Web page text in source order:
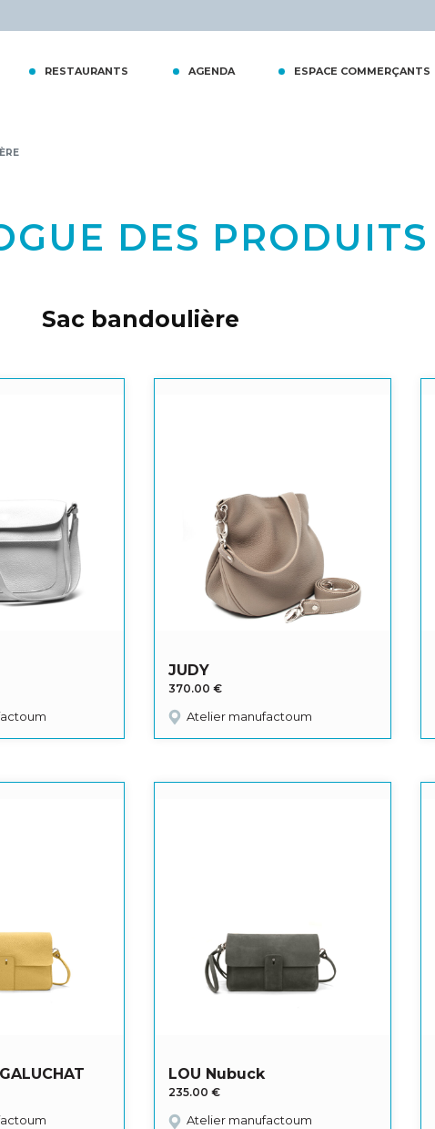
RESTAURANTS AGENDA ESPACE COMMERÇANTS
DES PRODUITS
Sac bandoulière
JUDY
370.00€
Atelier manufactoum
LOU Nubuck
235.00€
Atelier manufactoum